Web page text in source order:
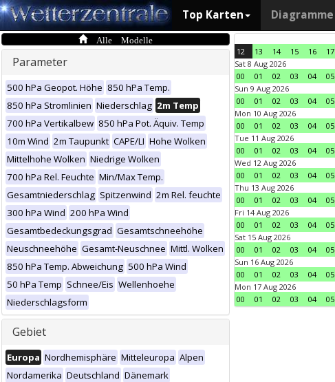
Top Karten Diagramme
Alle Modelle
Parameter
500 hPa Geopot. Höhe 850 hPa Temp.
850 hPa Stromlinien Niederschlag 2m Temp
700 hPa Vertikalbew 850 hPa Pot. Äquiv. Temp
10m Wind 2m Taupunkt CAPE/LI Hohe Wolken
Mittelhohe Wolken Niedrige Wolken
700 hPa Rel. Feuchte Min/Max Temp.
Gesamtniederschlag Spitzenwind 2m Rel. feuchte
300 hPa Wind 200 hPa Wind
Gesamtbedeckungsgrad Gesamtschneehöhe
Neuschneehöhe Gesamt-Neuschnee Mittl. Wolken
850 hPa Temp. Abweichung 500 hPa Wind
50 hPa Temp Schnee/Eis Wellenhoehe
Niederschlagsform
Gebiet
Europa Nordhemisphäre Mitteleuropa Alpen
Nordamerika Deutschland Dänemark
12 13 14 15 16 17
Sat 8 Aug 2026
00
01 02 03 04 05
Sun 9 Aug 2026
00
01 02 03 04 05
Mon 10 Aug 2026
00
01 02 03 04 05
Tue 11 Aug 2026
00
01 02 03 04 05
Wed 12 Aug 2026
00
01 02 03 04 05
Thu 13 Aug 2026
00
01 02 03 04 05
Fri 14 Aug 2026
00
01 02 03 04 05
Sat 15 Aug 2026
00
01 02 03 04 05
Sun 16 Aug 2026
00
01 02 03 04 05
Mon 17 Aug 2026
00
01 02 03 04 05